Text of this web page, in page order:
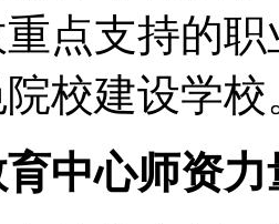
点支持的
校建设学校
中心师资力